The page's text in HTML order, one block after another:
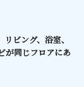
ビング、浴室、
が同じフロアにあ